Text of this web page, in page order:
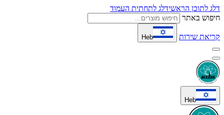
דלג לתוכן הראשידלג לתחתית העמוד
חיפוש באתר
קריאת שירות Heb
Heb